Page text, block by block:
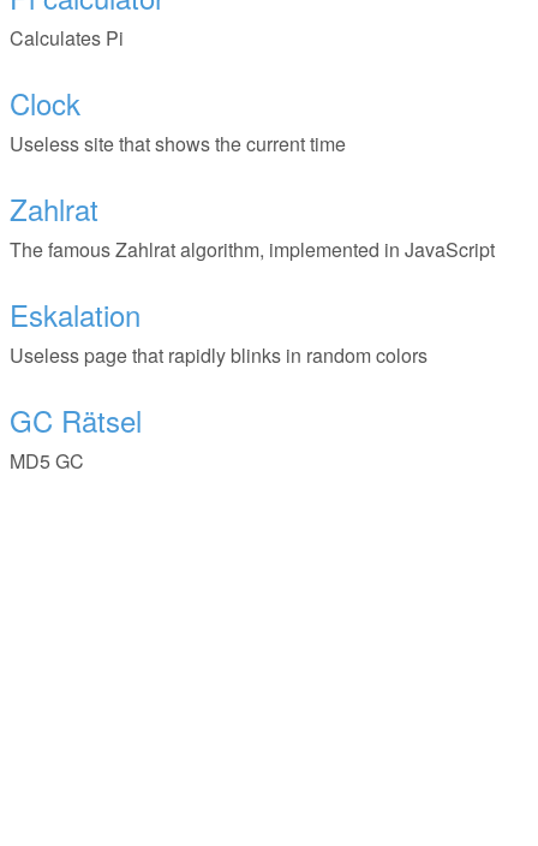
Calculates Pi
Clock
Useless site that shows the current time
Zahlrat
The famous Zahlrat algorithm, implemented in JavaScript
Eskalation
Useless page that rapidly blinks in random colors
GC Rätsel
MD5 GC